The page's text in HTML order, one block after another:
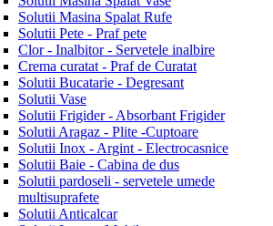
Solutii Masina Spalat Rufe
Solutii Pete - Praf pete
Clor - Inalbitor - Servetele inalbire
Crema curatat - Praf de Curatat
Solutii Bucatarie - Degresant
Solutii Vase
Solutii Frigider - Absorbant Frigider
Solutii Aragaz - Plite -Cuptoare
Solutii Inox - Argint - Electrocasnice
Solutii Baie - Cabina de dus
Solutii pardoseli - servetele umede
multisuprafete
Solutii Anticalcar